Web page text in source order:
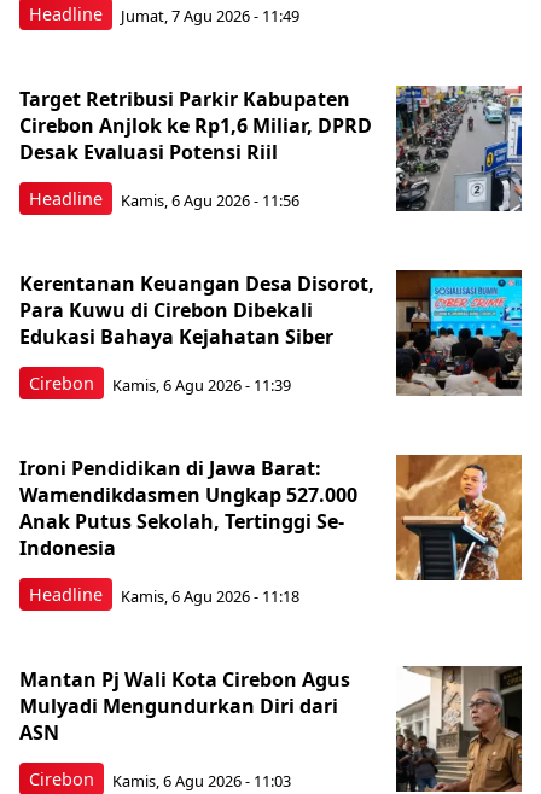
Headline Jumat, 7 Agu 2026 - 11:49
Headline
Target Retribusi Parkir Kabupaten
Cirebon Anjlok ke Rp1,6 Miliar, DPRD
Desak Evaluasi Potensi Riil
Kamis, 6 Agu 2026 - 11:56
Cirebon
Kerentanan Keuangan Desa Disorot,
Para Kuwu di Cirebon Dibekali
Edukasi Bahaya Kejahatan Siber
Kamis, 6 Agu 2026 - 11:39
Headline
Ironi Pendidikan di Jawa Barat:
Wamendikdasmen Ungkap 527.000
Anak Putus Sekolah, Tertinggi Se-
Indonesia
Kamis, 6 Agu 2026 - 11:18
Cirebon
Mantan Pj Wali Kota Cirebon Agus
Mulyadi Mengundurkan Diri dari
ASN
Kamis, 6 Agu 2026 - 11:03